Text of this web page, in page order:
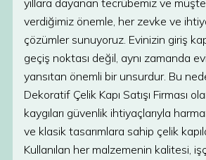
yıllara dayanan tecrübemiz ve
verdiğimiz önemle, her zevke ve
çözümler sunuyoruz. Evinizin giriş
geçiş noktası değil, aynı zamanda
yansıtan önemli bir unsurdur. Bu
Dekoratif Çelik Kapı Satışı Firması
kaygıları güvenlik ihtiyaçlarıyla
ve klasik tasarımlara sahip çelik
Kullanılan her malzemenin kalitesi,